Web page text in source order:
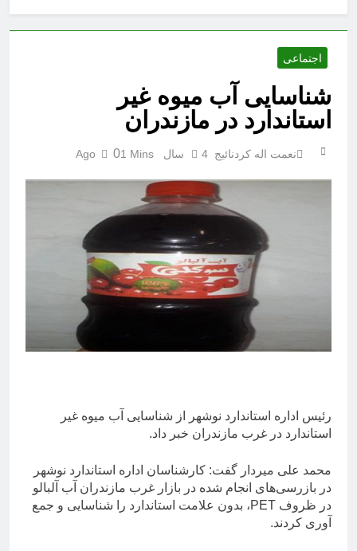
اجتماعی
شناسایی آب میوه غیر
استاندارد در مازندران
نعمت اله کردنائیج 4 سال Ago 01 Mins
رئیس اداره استاندارد نوشهر از شناسایی آب میوه غیر
استاندارد در غرب مازندران خبر داد.
محمد علی میردار گفت: کارشناسان اداره استاندارد نوشهر
در بازرسی‌های انجام شده در بازار غرب مازندران آب آلبالو
در ظروف PET، بدون علامت استاندارد را شناسایی و جمع
آوری کردند.